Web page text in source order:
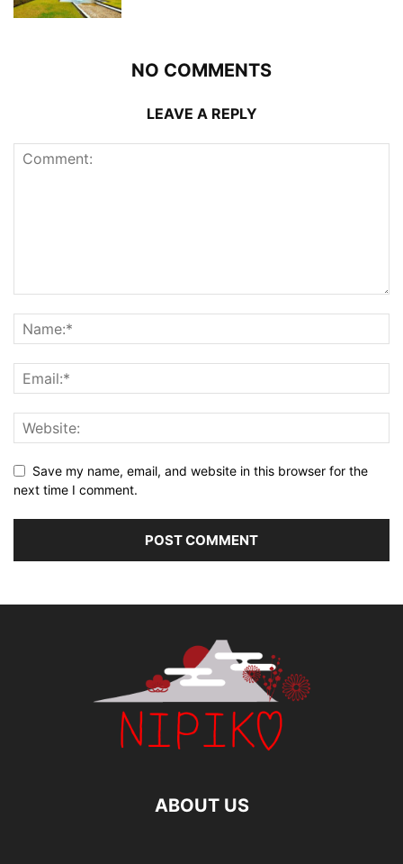
NO COMMENTS
LEAVE A REPLY
Save my name, email, and website in this browser for the
next time I comment.
ABOUT US